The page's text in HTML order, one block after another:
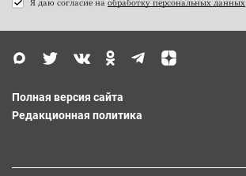
Полная версия сайта
Редакционная политика